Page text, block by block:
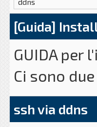
[Guida]
GUIDA per
Ci sono
terminale
ssh via ddns